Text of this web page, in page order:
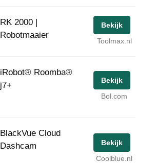
RK 2000 |
Robotmaaier
Bekijk
Toolmax.nl
iRobot® Roomba®
j7+
Bekijk
Bol.com
BlackVue Cloud
Dashcam
Bekijk
Coolblue.nl